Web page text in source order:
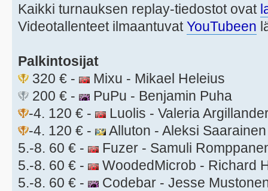
Kaikki turnauksen replay-tiedostot ovat
Videotallenteet ilmaantuvatYouTubeen
Palkintosijat
320 € -
Mixu - Mikael Heleius
200 € -
PuPu - Benjamin Puha
-4. 120 € -
Luolis - Valeria
-4. 120 € -
Alluton - Aleksi Saarainen
5.-8. 60 € -
Fuzer - Samuli
5.-8. 60 € -
WoodedMicrob - Richard
5.-8. 60 € -
Codebar - Jesse